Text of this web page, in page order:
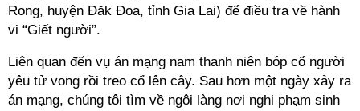
Rong, huyện Đăk Đoa, tỉnh Gia Lai) để điều tra về hành
vi “Giết người”.
Liên quan đến vụ án mạng nam thanh niên bóp cổ người
yêu tử vong rồi treo cổ lên cây. Sau hơn một ngày xảy ra
án mạng, chúng tôi tìm về ngôi làng nơi nghi phạm sinh